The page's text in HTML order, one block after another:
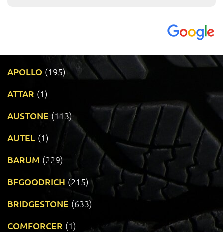
APOLLO (195)
ATTAR (1)
AUSTONE (113)
AUTEL (1)
BARUM (229)
BFGOODRICH (215)
BRIDGESTONE (633)
COMFORCER (1)